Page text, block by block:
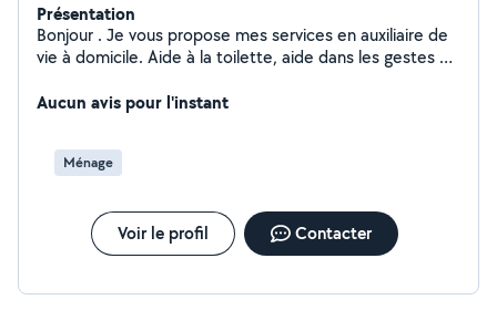
Présentation
Bonjour . Je vous propose mes services en auxiliaire de
vie à domicile. Aide à la toilette, aide dans les gestes du
promenade, ménage courant, repassage,
Aucun avis pour l'instant
Ménage
Voir le profil Contacter